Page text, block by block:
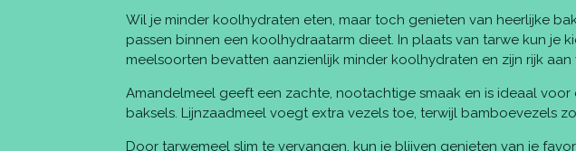
Wil je minder koolhydraten eten, maar toch genieten van heerlijke
passen binnen een koolhydraatarm dieet. In plaats van tarwe kun je
meelsoorten bevatten aanzienlijk minder koolhydraten en zijn rijk
Amandelmeel geeft een zachte, nootachtige smaak en is ideaal
baksels. Lijnzaadmeel voegt extra vezels toe, terwijl bamboevezels
Door tarwemeel slim te vervangen, kun je blijven genieten van je